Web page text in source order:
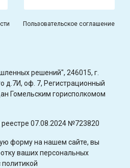
Пользовательское соглашение
решений", 246015, г.
д.7И, оф. 7, Регистрационный
Гомельским горисполкомом
реестре 07.08.2024 №723820
форму на нашем сайте, вы
ваших персональных
политикой